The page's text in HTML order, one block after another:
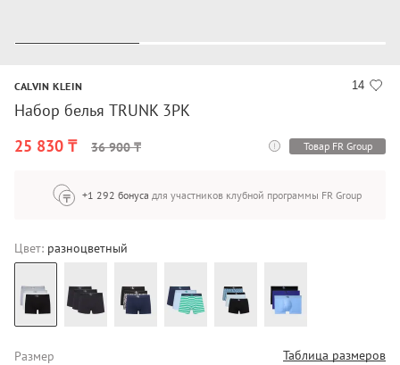
14
CALVIN KLEIN
Набор белья TRUNK 3PK
25 830 ₸
36 900 ₸ Товар FR Group
+1 292 бонуса для участников клубной программы FR Group
Цвет: разноцветный
Размер Таблица размеров